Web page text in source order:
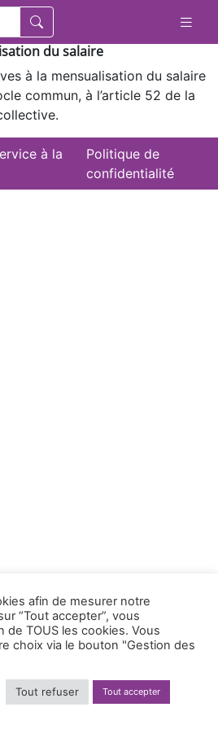
du salaire
à la mensualisation du salaire
commun, à l’article 52 de la
à la
Politique de
confidentialité
afin de mesurer notre
“Tout accepter”, vous
de TOUS les cookies. Vous
choix via le bouton "Gestion des
Tout refuser Tout accepter